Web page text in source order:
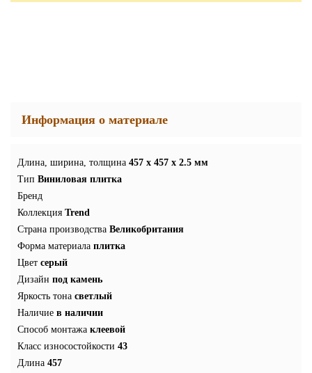
Информация о материале
Длина, ширина, толщина 457 x 457 x 2.5 мм
Тип Виниловая плитка
Бренд
Коллекция Trend
Страна производства Великобритания
Форма материала плитка
Цвет серый
Дизайн под камень
Яркость тона светлый
Наличие в наличии
Способ монтажа клеевой
Класс износостойкости 43
Длина 457